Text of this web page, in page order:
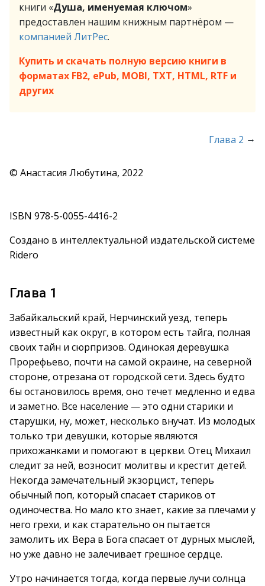
книги «Душа, именуемая ключом»
предоставлен нашим книжным партнёром —
компанией ЛитРес.
Купить и скачать полную версию книги в
форматах FB2, ePub, MOBI, TXT, HTML, RTF и
других
Глава 2 →
© Анастасия Любутина, 2022
ISBN 978-5-0055-4416-2
Создано в интеллектуальной издательской системе
Ridero
Глава 1
Забайкальский край, Нерчинский уезд, теперь
известный как округ, в котором есть тайга, полная
своих тайн и сюрпризов. Одинокая деревушка
Прорефьево, почти на самой окраине, на северной
стороне, отрезана от городской сети. Здесь будто
бы остановилось время, оно течет медленно и едва
и заметно. Все население — это одни старики и
старушки, ну, может, несколько внучат. Из молодых
только три девушки, которые являются
прихожанками и помогают в церкви. Отец Михаил
следит за ней, возносит молитвы и крестит детей.
Некогда замечательный экзорцист, теперь
обычный поп, который спасает стариков от
одиночества. Но мало кто знает, какие за плечами у
него грехи, и как старательно он пытается
замолить их. Вера в Бога спасает от дурных мыслей,
но уже давно не залечивает грешное сердце.
Утро начинается тогда, когда первые лучи солнца